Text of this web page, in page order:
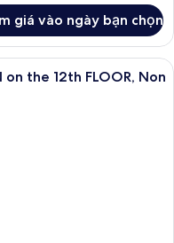
giá vào ngày bạn chọn
giường cao cấp, chăn bông,
on the 12th FLOOR, Non